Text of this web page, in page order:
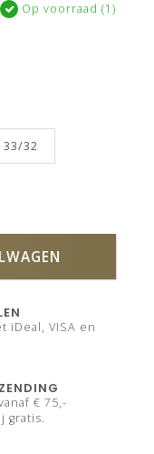
Op voorraad (1)
33/32
iDeal, VISA en
€ 75,-
gratis.